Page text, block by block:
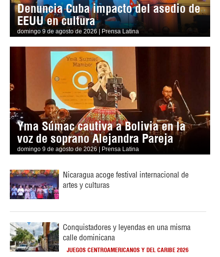
Denuncia Cuba impacto del asedio de
EEUU en cultura
domingo 9 de agosto de 2026 | Prensa Latina
Yma Súmac cautiva a Bolivia en la
voz de soprano Alejandra Pareja
domingo 9 de agosto de 2026 | Prensa Latina
Nicaragua acoge festival internacional de
artes y culturas
Conquistadores y leyendas en una misma
calle dominicana
JUEGOS CENTROAMERICANOS Y DEL CARIBE 2026